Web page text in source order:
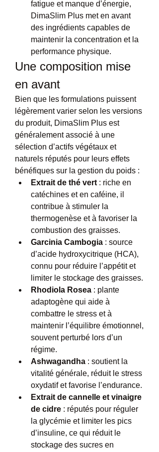
fatigue et manque d’énergie,
DimaSlim Plus met en avant
des ingrédients capables de
maintenir la concentration et la
performance physique.
Une composition mise
en avant
Bien que les formulations puissent
légèrement varier selon les versions
du produit, DimaSlim Plus est
généralement associé à une
sélection d’actifs végétaux et
naturels réputés pour leurs effets
bénéfiques sur la gestion du poids :
Extrait de thé vert : riche en
catéchines et en caféine, il
contribue à stimuler la
thermogenèse et à favoriser la
combustion des graisses.
Garcinia Cambogia : source
d’acide hydroxycitrique (HCA),
connu pour réduire l’appétit et
limiter le stockage des graisses.
Rhodiola Rosea : plante
adaptogène qui aide à
combattre le stress et à
maintenir l’équilibre émotionnel,
souvent perturbé lors d’un
régime.
Ashwagandha : soutient la
vitalité générale, réduit le stress
oxydatif et favorise l’endurance.
Extrait de cannelle et vinaigre
de cidre : réputés pour réguler
la glycémie et limiter les pics
d’insuline, ce qui réduit le
stockage des sucres en